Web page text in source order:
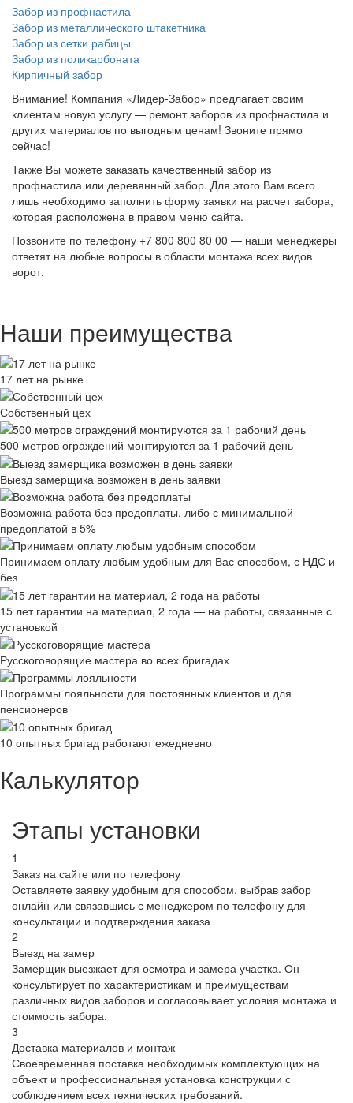
Забор из профнастила
Забор из металлического штакетника
Забор из сетки рабицы
Забор из поликарбоната
Кирпичный забор
Внимание! Компания «Лидер-Забор» предлагает своим
клиентам новую услугу — ремонт заборов из профнастила и
других материалов по выгодным ценам! Звоните прямо
сейчас!
Также Вы можете заказать качественный забор из
профнастила или деревянный забор. Для этого Вам всего
лишь необходимо заполнить форму заявки на расчет забора,
которая расположена в правом меню сайта.
Позвоните по телефону +7 800 800 80 00 — наши менеджеры
ответят на любые вопросы в области монтажа всех видов
ворот.
Наши преимущества
17 лет на рынке
Собственный цех
500 метров ограждений монтируются за 1 рабочий день
Выезд замерщика возможен в день заявки
Возможна работа без предоплаты, либо с минимальной
предоплатой в 5%
Принимаем оплату любым удобным для Вас способом, с НДС и
без
15 лет гарантии на материал, 2 года — на работы, связанные с
установкой
Русскоговорящие мастера во всех бригадах
Программы лояльности для постоянных клиентов и для
пенсионеров
10 опытных бригад работают ежедневно
Калькулятор
Этапы установки
1
Заказ на сайте или по телефону
Оставляете заявку удобным для способом, выбрав забор
онлайн или связавшись с менеджером по телефону для
консультации и подтверждения заказа
2
Выезд на замер
Замерщик выезжает для осмотра и замера участка. Он
консультирует по характеристикам и преимуществам
различных видов заборов и согласовывает условия монтажа и
стоимость забора.
3
Доставка материалов и монтаж
Своевременная поставка необходимых комплектующих на
объект и профессиональная установка конструкции с
соблюдением всех технических требований.